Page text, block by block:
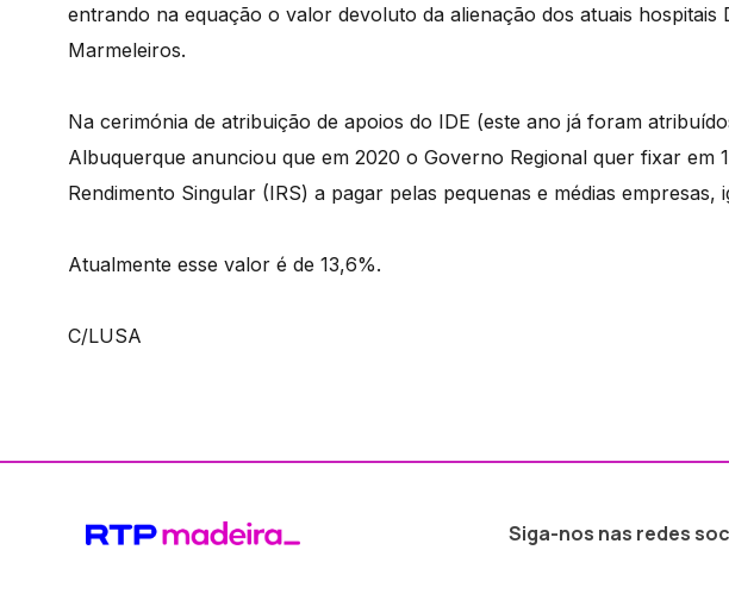
entrando na equação o valor devoluto da alienação dos atuais hospitais
Marmeleiros.
Na cerimónia de atribuição de apoios do IDE (este ano já foram
Albuquerque anunciou que em 2020 o Governo Regional quer fixar em
Rendimento Singular (IRS) a pagar pelas pequenas e médias
Atualmente esse valor é de 13,6%.
C/LUSA
Siga-nos nas redes